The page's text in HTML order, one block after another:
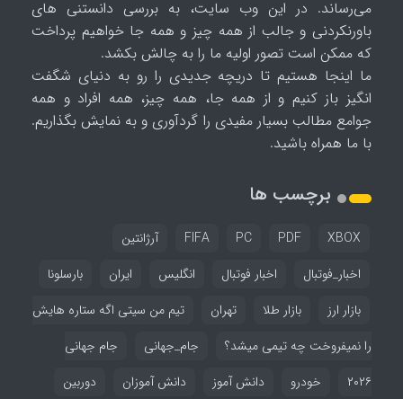
می‌رساند. در این وب سایت، به بررسی دانستنی های
باورنکردنی و جالب از همه چیز و همه جا خواهیم پرداخت
که ممکن است تصور اولیه ما را به چالش بکشد.
ما اینجا هستیم تا دریچه جدیدی را رو به دنیای شگفت
انگیز باز کنیم و از همه جا، همه چیز، همه افراد و همه
جوامع مطالب بسیار مفیدی را گردآوری و به نمایش بگذاریم.
با ما همراه باشید.
برچسب ها
FIFA PC PDF XBOX
آرژانتین
اخبار_فوتبال
اخبار فوتبال انگلیس ایران
بارسلونا
بازار ارز
بازار طلا تهران
تیم من سیتی اگه ستاره هایش
را نمیفروخت چه تیمی میشد؟
جام_جهانی
جام جهانی
۲۰۲۶
خودرو دانش آموز دانش آموزان دوربین